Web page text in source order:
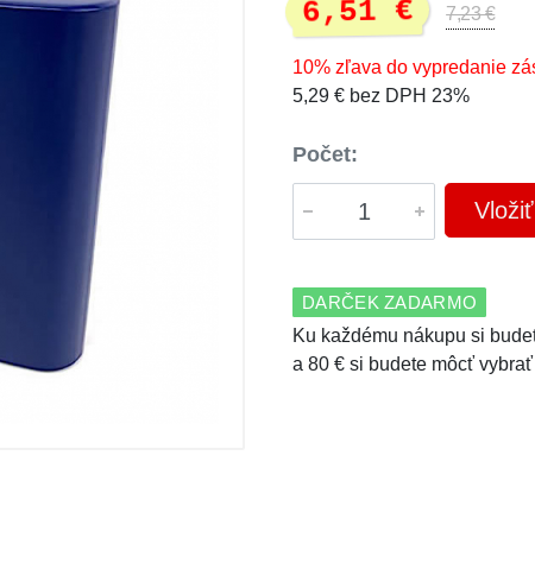
6,51 € 7,23 €
10% zľava do vypredanie
5,29 € bez DPH 23%
Počet:
DARČEK ZADARMO
Ku každému nákupu si
a 80 € si budete môcť